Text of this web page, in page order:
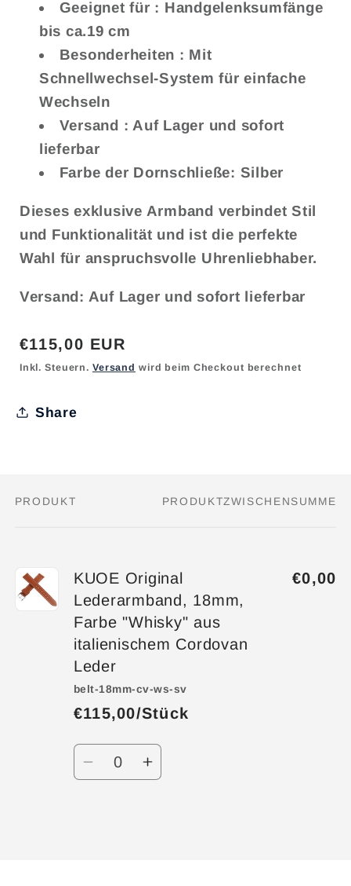
Geeignet für : Handgelenksumfänge
bis ca.19 cm
Besonderheiten : Mit
Schnellwechsel-System für einfache
Wechseln
Versand : Auf Lager und sofort
lieferbar
Farbe der Dornschließe: Silber
Dieses exklusive Armband verbindet Stil
und Funktionalität und ist die perfekte
Wahl für anspruchsvolle Uhrenliebhaber.
Versand: Auf Lager und sofort lieferbar
Normaler
Preis
€115,00 EUR
Inkl. Steuern. Versand wird beim Checkout berechnet
Share
Dein
PRODUKT PRODUKTZWISCHENSUMME
KUOE Original
Lederarmband, 18mm,
Farbe "Whisky" aus
italienischem Cordovan
Leder
belt-18mm-cv-ws-sv
€115,00/Stück
€0,00
Anzahl
VerringereErhöhe